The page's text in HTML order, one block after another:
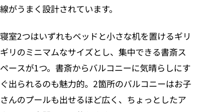
線がうまく設計されています。
寝室2つはいずれもベッドと小さな机を置けるギリ
ギリのミニマムなサイズとし、集中できる書斎ス
ペースが1つ。書斎からバルコニーに気晴らしにす
ぐ出られるのも魅力的。2箇所のバルコニーはお子
さんのプールも出せるほど広く、ちょっとしたア